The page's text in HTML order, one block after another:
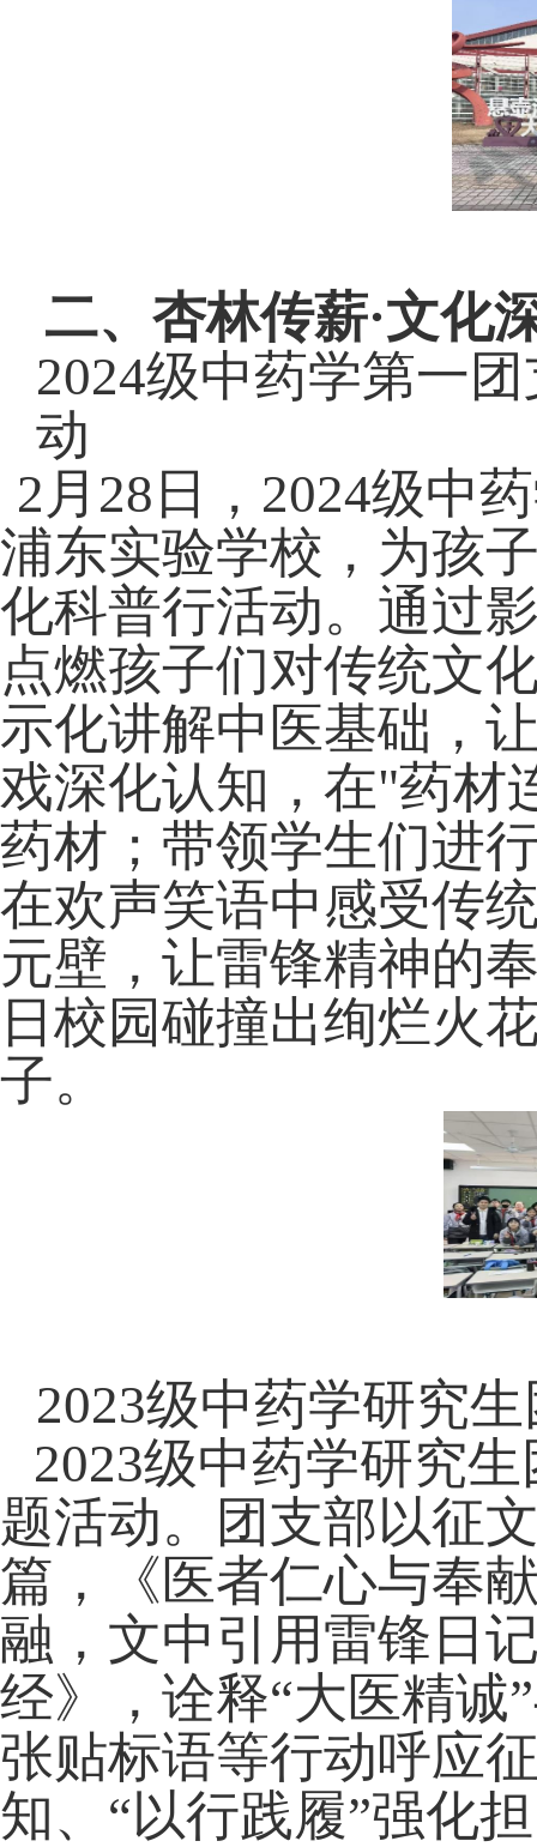
二、杏林传薪·文化
2024级中药学第一
动
2 月 28 日， 2024级中
浦东实验学校，为孩
化科普行活动。通过
点燃孩子们对传统文
示化讲解中医基础，
戏深化认知，在"药材
药材；带领学生们进
在欢声笑语中感受传
元壁，让雷锋精神的
日校园碰撞出绚烂火
子。
2023级中药学研究
2023级中药学研究
题活动。团支部以征
篇，《医者仁心与奉
融，文中引用雷锋日
经》，诠释“大医精诚
张贴标语等行动呼应
知、“以行践履”强化